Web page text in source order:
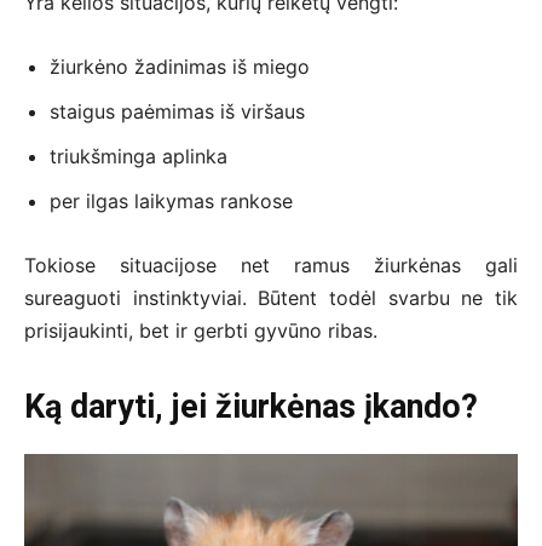
žiurkėno žadinimas iš miego
staigus paėmimas iš viršaus
triukšminga aplinka
per ilgas laikymas rankose
Tokiose situacijose net ramus žiurkėnas gali
sureaguoti instinktyviai. Būtent todėl svarbu ne tik
prisijaukinti, bet ir gerbti gyvūno ribas.
Ką daryti, jei žiurkėnas įkando?